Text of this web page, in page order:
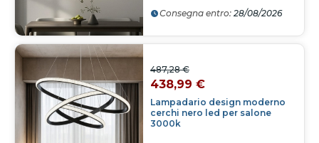
Consegna entro: 28/08/2026
Lampadario design moderno
cerchi nero led per salone
3000k
487,28 €
438,99 €